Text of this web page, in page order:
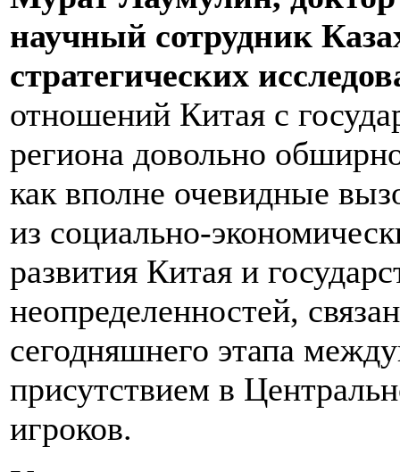
научный сотрудник
стратегических
отношений Китая с
региона довольно
как вполне очевидные
из социально-
развития Китая и
неопределенностей,
сегодняшнего этапа
присутствием в
игроков.